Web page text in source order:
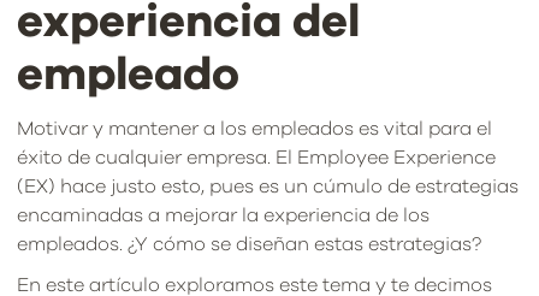
experiencia del
empleado
Motivar y mantener a los empleados es vital para el
éxito de cualquier empresa. El Employee Experience
(EX) hace justo esto, pues es un cúmulo de estrategias
encaminadas a mejorar la experiencia de los
empleados. ¿Y cómo se diseñan estas estrategias?
En este artículo exploramos este tema y te decimos